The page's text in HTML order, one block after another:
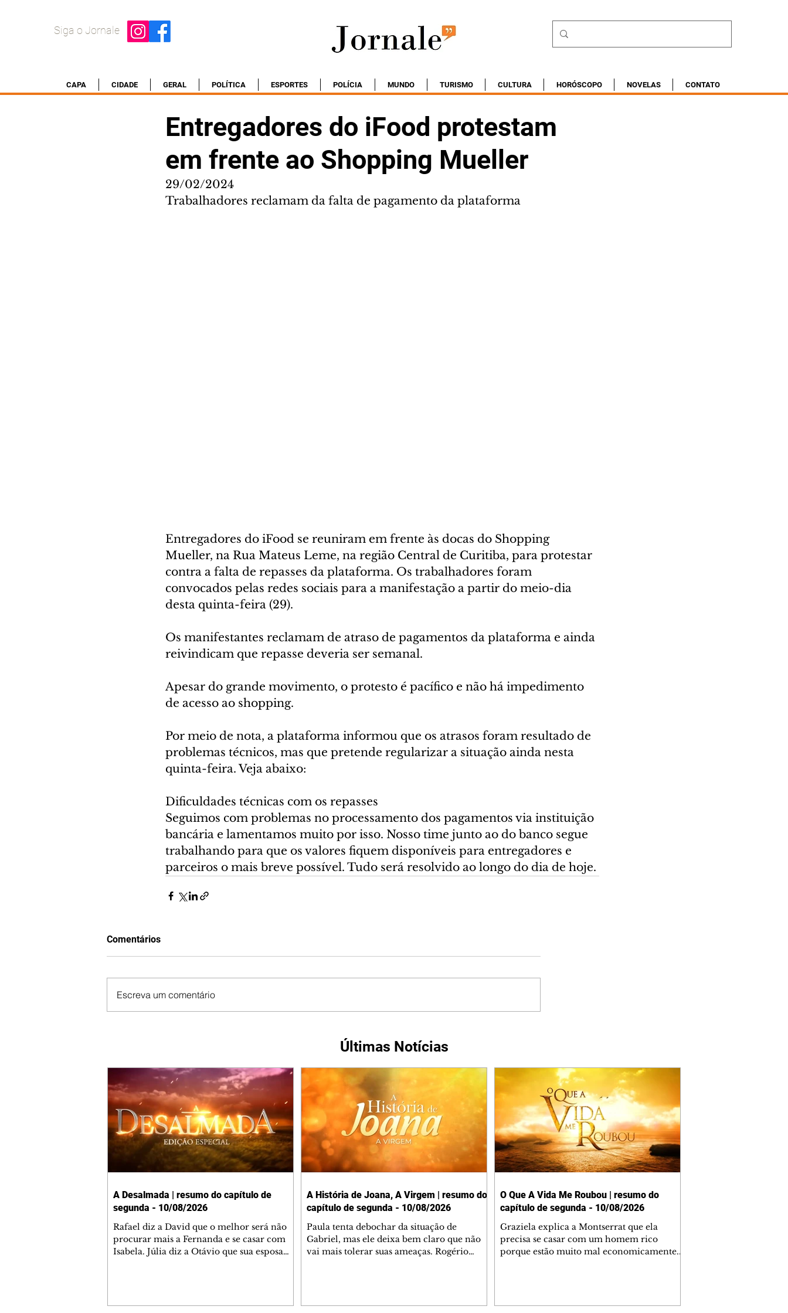
Siga o Jornale
CAPA CIDADE GERAL POLÍTICA ESPORTES POLÍCIA MUNDO TURISMO CULTURA HORÓSCOPO NOVELAS CONTATO
Entregadores do iFood protestam
em frente ao Shopping Mueller
29/02/2024
Trabalhadores reclamam da falta de pagamento da plataforma
Entregadores do iFood se reuniram em frente às docas do Shopping
Mueller, na Rua Mateus Leme, na região Central de Curitiba, para protestar
contra a falta de repasses da plataforma. Os trabalhadores foram
convocados pelas redes sociais para a manifestação a partir do meio-dia
desta quinta-feira (29).
Os manifestantes reclamam de atraso de pagamentos da plataforma e ainda
reivindicam que repasse deveria ser semanal.
Apesar do grande movimento, o protesto é pacífico e não há impedimento
de acesso ao shopping.
Por meio de nota, a plataforma informou que os atrasos foram resultado de
problemas técnicos, mas que pretende regularizar a situação ainda nesta
quinta-feira. Veja abaixo:
Dificuldades técnicas com os repasses
Seguimos com problemas no processamento dos pagamentos via instituição
bancária e lamentamos muito por isso. Nosso time junto ao do banco segue
trabalhando para que os valores fiquem disponíveis para entregadores e
parceiros o mais breve possível. Tudo será resolvido ao longo do dia de hoje.
Comentários
Escreva um comentário
Últimas Notícias
A Desalmada | resumo do capítulo de
segunda - 10/08/2026
Rafael diz a David que o melhor será não
procurar mais a Fernanda e se casar com
Isabela. Júlia diz a Otávio que sua esposa
A História de Joana, A Virgem | resumo do
capítulo de segunda - 10/08/2026
Paula tenta debochar da situação de
Gabriel, mas ele deixa bem claro que não
vai mais tolerar suas ameaças. Rogério
O Que A Vida Me Roubou | resumo do
capítulo de segunda - 10/08/2026
Graziela explica a Montserrat que ela
precisa se casar com um homem rico
porque estão muito mal economicamente.